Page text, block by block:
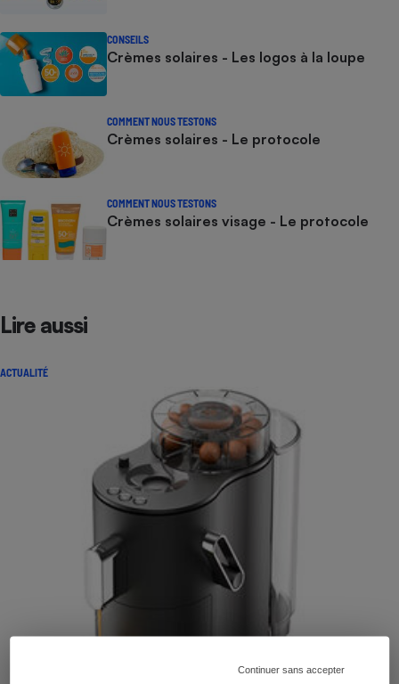
Continuer sans accepter
CONSEILS
Crèmes solaires - Les logos à la loupe
COMMENT NOUS TESTONS
Crèmes solaires - Le protocole
COMMENT NOUS TESTONS
Crèmes solaires visage - Le protocole
Lire aussi
ACTUALITÉ